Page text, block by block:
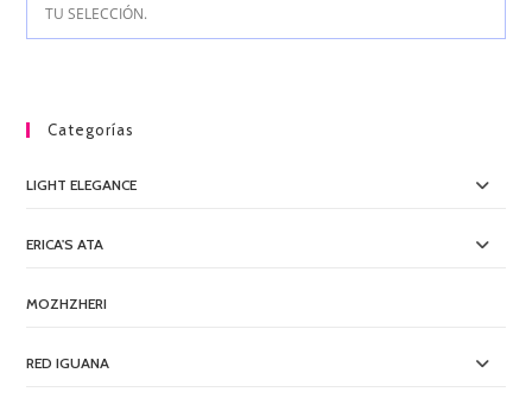
TU SELECCIÓN.
Categorías
LIGHT ELEGANCE
ERICA'S ATA
MOZHZHERI
RED IGUANA